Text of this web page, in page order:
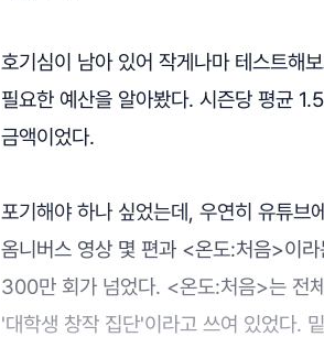
호기심이 남아 있어 작게나마 테스트해
필요한 예산을 알아봤다. 시즌당 평균
금액이었다.
포기해야 하나 싶었는데, 우연히 유튜브
옴니버스 영상 몇 편과 <온도:처음>이
300만 회가 넘었다. <온도:처음>는 전
'대학생 창작 집단'이라고 쓰여 있었다.